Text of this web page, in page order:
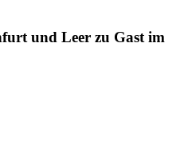
und Leer zu Gast im